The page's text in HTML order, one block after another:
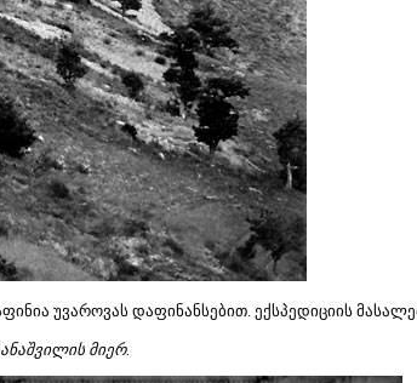
უვაროვას დაფინანსებით. ექსპედიციის
მიერ.